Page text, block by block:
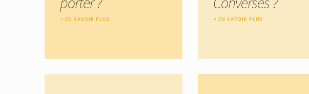
EN SAVOIR PLUS EN SAVOIR PLUS